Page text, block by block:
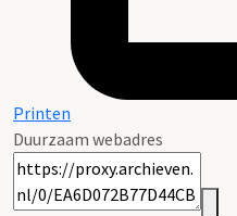
Printen
Duurzaam webadres